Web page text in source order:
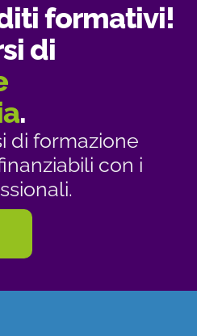
formativi!
di
.
di formazione
con i